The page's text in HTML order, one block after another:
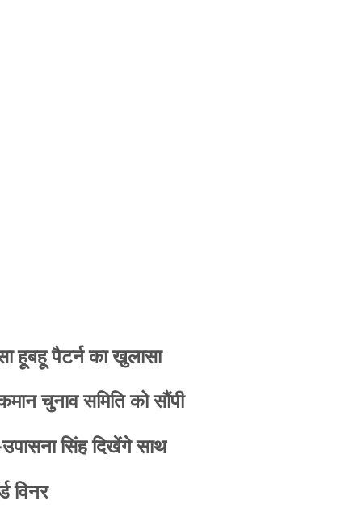
हूबहू पैटर्न का खुलासा
चुनाव समिति को सौंपी
उपासना सिंह दिखेंगे साथ
विनर